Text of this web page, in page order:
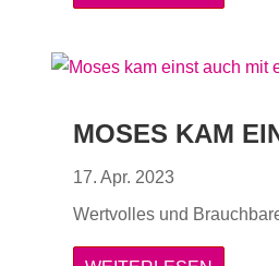
MOSES KAM
17. Apr. 2023
Wertvolles und